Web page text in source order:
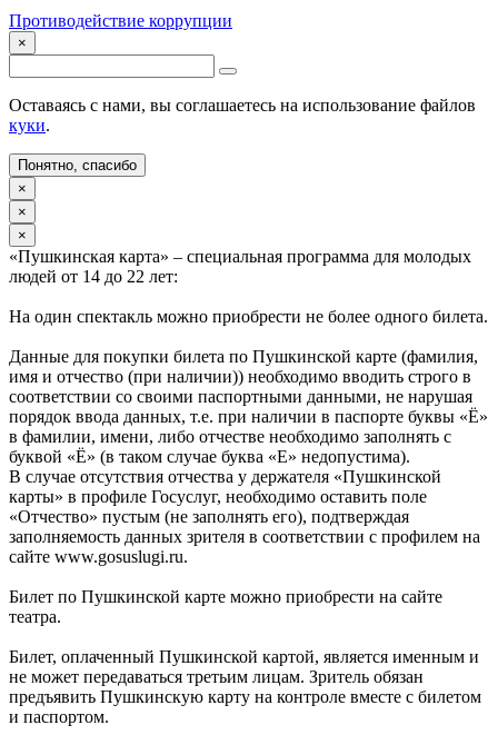
Противодействие коррупции
×
Оставаясь с нами, вы соглашаетесь на использование файлов
куки.
Понятно, спасибо
×
×
×
«Пушкинская карта» – специальная программа для молодых
людей от 14 до 22 лет:
На один спектакль можно приобрести не более одного билета.
Данные для покупки билета по Пушкинской карте (фамилия,
имя и отчество (при наличии)) необходимо вводить строго в
соответствии со своими паспортными данными, не нарушая
порядок ввода данных, т.е. при наличии в паспорте буквы «Ё»
в фамилии, имени, либо отчестве необходимо заполнять с
буквой «Ё» (в таком случае буква «Е» недопустима).
В случае отсутствия отчества у держателя «Пушкинской
карты» в профиле Госуслуг, необходимо оставить поле
«Отчество» пустым (не заполнять его), подтверждая
заполняемость данных зрителя в соответствии с профилем на
сайте www.gosuslugi.ru.
Билет по Пушкинской карте можно приобрести на сайте
театра.
Билет, оплаченный Пушкинской картой, является именным и
не может передаваться третьим лицам. Зритель обязан
предъявить Пушкинскую карту на контроле вместе с билетом
и паспортом.